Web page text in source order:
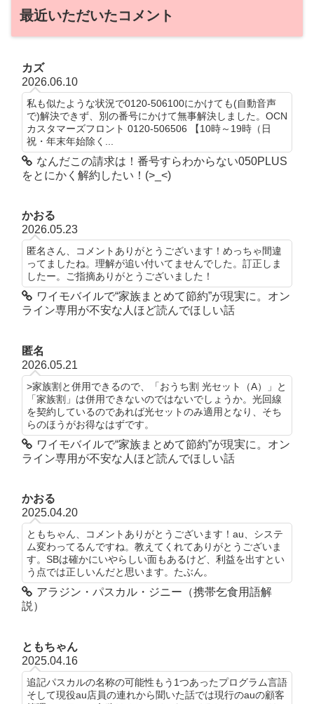
最近いただいたコメント
カズ
2026.06.10
私も似たような状況で0120-506100にかけても(自動音声
で)解決できず、別の番号にかけて無事解決しました。OCN
カスタマーズフロント 0120-506506 【10時～19時（日
祝・年末年始除く...
なんだこの請求は！番号すらわからない050PLUS
をとにかく解約したい！(>_<)
かおる
2026.05.23
匿名さん、コメントありがとうございます！めっちゃ間違
ってましたね。理解が追い付いてませんでした。訂正しま
したー。ご指摘ありがとうございました！
ワイモバイルで“家族まとめて節約”が現実に。オン
ライン専用が不安な人ほど読んでほしい話
匿名
2026.05.21
>家族割と併用できるので、「おうち割 光セット（A）」と
「家族割」は併用できないのではないでしょうか。光回線
を契約しているのであれば光セットのみ適用となり、そち
らのほうがお得なはずです。
ワイモバイルで“家族まとめて節約”が現実に。オン
ライン専用が不安な人ほど読んでほしい話
かおる
2025.04.20
ともちゃん、コメントありがとうございます！au、システ
ム変わってるんですね。教えてくれてありがとうございま
す。SBは確かにいやらしい面もあるけど、利益を出すとい
う点では正しいんだと思います。たぶん。
アラジン・パスカル・ジニー（携帯乞食用語解
説）
ともちゃん
2025.04.16
追記パスカルの名称の可能性もう1つあったプログラム言語
そして現役au店員の連れから聞いた話では現行のauの顧客